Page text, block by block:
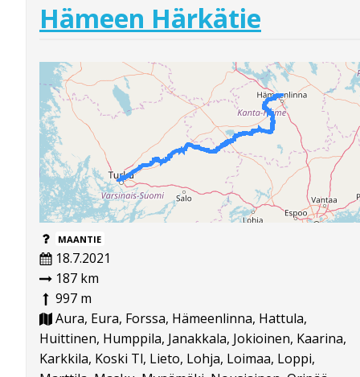
Hämeen Härkätie
MAANTIE
18.7.2021
187 km
997 m
Aura, Eura, Forssa, Hämeenlinna, Hattula,
Huittinen, Humppila, Janakkala, Jokioinen, Kaarina,
Karkkila, Koski Tl, Lieto, Lohja, Loimaa, Loppi,